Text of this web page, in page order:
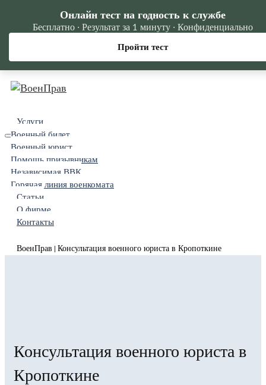
Услуги
Военный билет
Военный юрист
Помощь призывникам
Независимая ВВК
Горячая линия военкомата
Статьи
О фирме
Контакты
ВоенПрав | Консультация военного юриста в Кропоткине
Консультация военного юриста в
Кропоткине
Онлайн тест на годность к службе
Бесплатно · Результат за 1 минуту · Конфиденциально
Пройти тест